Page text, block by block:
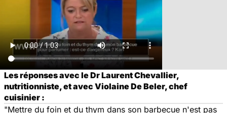
Les réponses avec le Dr Laurent Chevallier,
nutritionniste, et avec Violaine De Beler, chef
cuisinier :
"Mettre du foin et du thym dans son barbecue n'est pas